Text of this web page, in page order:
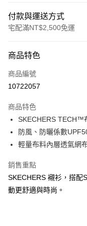
付款與運送方式
宅配滿NT$2,500免運
信用卡一次付款
LINE Pay
相關說明
【大哥付你分期使用說明】
1.本服務由台灣大哥大提供
2.付款方式選擇「大哥付
流程，驗證手機門號後，
3.實際核准額度、可分期數
4.訂單成立30分鐘內，如未
消。如遇「轉專審核」未通
法說明評估內容。
ATM付款
宅配
商品特色
商品編號
10722057
商品特色
SKECHERS TECH™
防風、防曬係數
輕量布料內層透氣網
銷售重點
SKECHERS 襯衫，搭
動更舒適與時尚。